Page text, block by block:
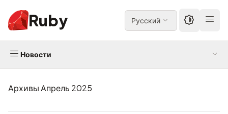
Ruby Русский
Новости
Архивы Апрель 2025